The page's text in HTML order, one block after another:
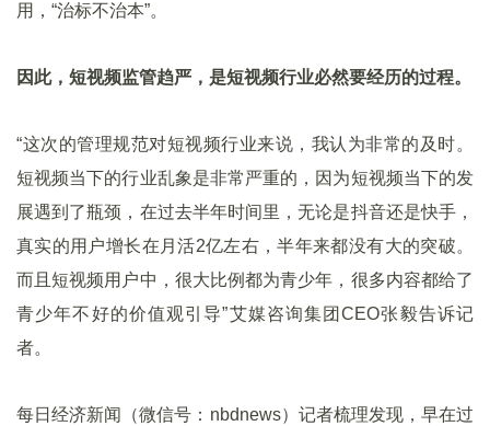
用，“治标不治本”。
因此，短视频监管趋严，是短视频行业必然要经历的过程。
“这次的管理规范对短视频行业来说，我认为非常的及时。
短视频当下的行业乱象是非常严重的，因为短视频当下的发
展遇到了瓶颈，在过去半年时间里，无论是抖音还是快手，
真实的用户增长在月活2亿左右，半年来都没有大的突破。
而且短视频用户中，很大比例都为青少年，很多内容都给了
青少年不好的价值观引导”艾媒咨询集团CEO张毅告诉记
者。
每日经济新闻（微信号：nbdnews）记者梳理发现，早在过